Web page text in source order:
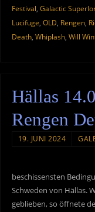
Festival, Galactic
Lucifuge, OLD, Rengen,
Death, Whiplash, Will
Hällas
Rengen
19. JUNI 2024
beschissensten
Schweden von Hällas.
geblieben, so öffnete